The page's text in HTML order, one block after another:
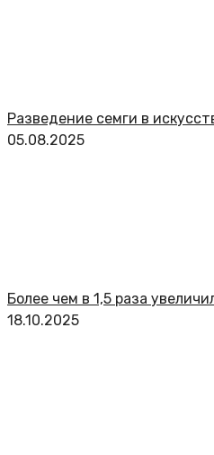
Разведение семги в
05.08.2025
Более чем в 1,5 раза
18.10.2025